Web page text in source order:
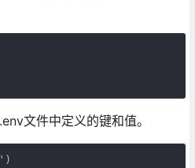
文件中定义的键和值。